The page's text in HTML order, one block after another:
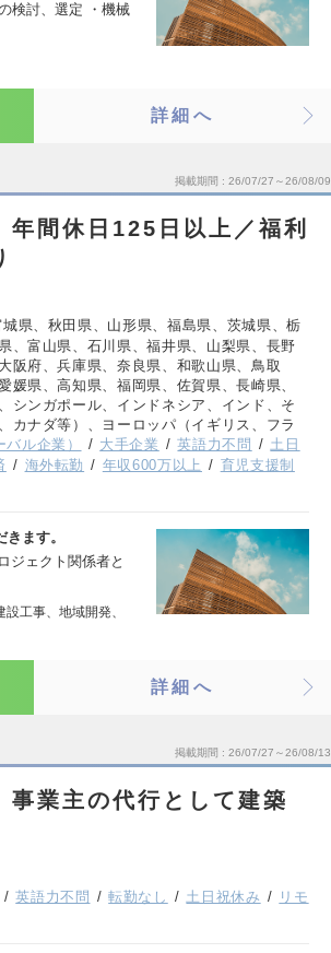
検討、選定 ・機械
詳細へ
掲載期間 26/07/27～26/08/09
年間休日125日以上／福利
県、秋田県、山形県、福島県、茨城県、栃
、富山県、石川県、福井県、山梨県、長野
阪府、兵庫県、奈良県、和歌山県、鳥取
県、高知県、福岡県、佐賀県、長崎県、
シンガポール、インドネシア、インド、そ
カナダ等）、ヨーロッパ（イギリス、フラ
ル企業） 大手企業 英語力不問
土日
海外転勤 年収600万以上
育児支援制
ます。
ジェクト関係者と
工事、地域開発、
詳細へ
掲載期間 26/07/27～26/08/13
事業主の代行として建築
英語力不問 転勤なし 土日祝休み
リモ